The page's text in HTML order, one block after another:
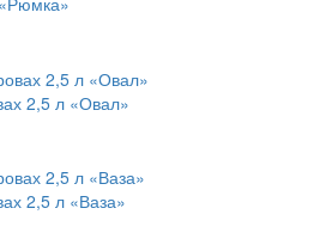
2,5 л «Овал»
2,5 л «Ваза»